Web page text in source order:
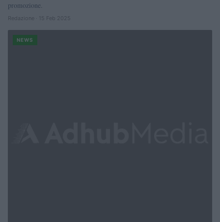
promozione.
Redazione · 15 Feb 2025
NEWS